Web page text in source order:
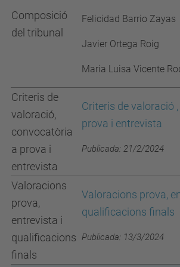
Composició
del tribunal
Felicidad Barrio Zayas
Javier Ortega Roig
Maria Luisa Vicente
Criteris de
valoració,
convocatòria
a prova i
entrevista
Criteris de valoració
prova i entrevista
Publicada: 21/2/2024
Valoracions
prova,
entrevista i
qualificacions
finals
Valoracions prova,
qualificacions finals
Publicada: 13/3/2024